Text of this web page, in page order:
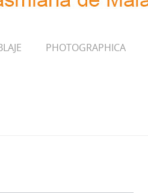
PHOTOGRAPHICA